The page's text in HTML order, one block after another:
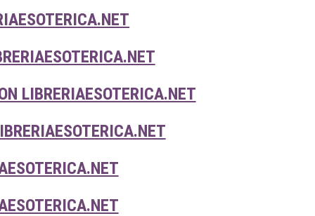
LIBRERIAESOTERICA.NET